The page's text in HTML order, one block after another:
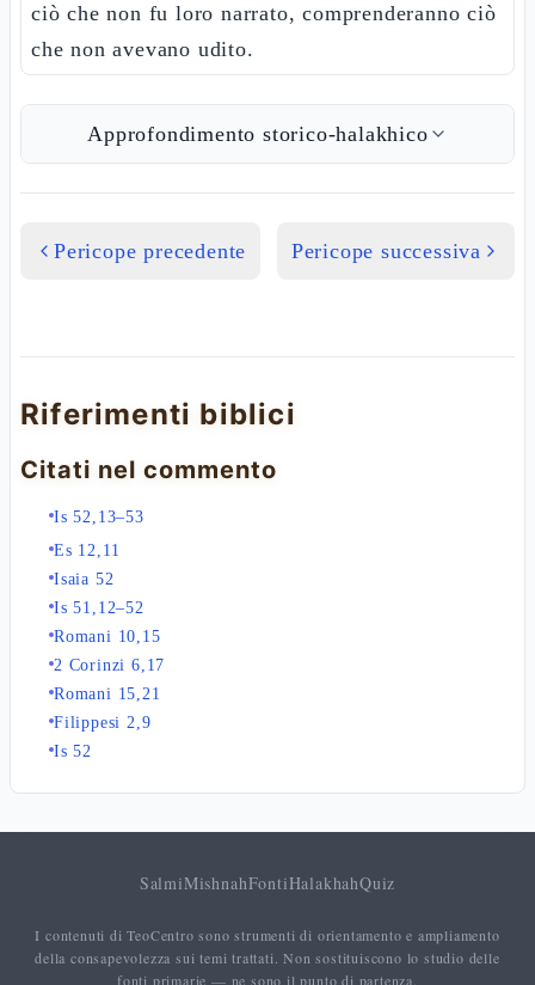
ciò che non fu loro narrato, comprenderanno ciò
che non avevano udito.
Approfondimento storico-halakhico
Pericope precedente Pericope successiva
Riferimenti biblici
Citati nel commento
Is 52,13–53
Es 12,11
Isaia 52
Is 51,12–52
Romani 10,15
2 Corinzi 6,17
Romani 15,21
Filippesi 2,9
Is 52
SalmiMishnahFontiHalakhahQuiz
I contenuti di TeoCentro sono strumenti di orientamento e ampliamento
della consapevolezza sui temi trattati. Non sostituiscono lo studio delle
fonti primarie — ne sono il punto di partenza.